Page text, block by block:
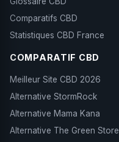
Comparatifs CBD
Statistiques CBD France
COMPARATIF CBD
Meilleur Site CBD 2026
Alternative StormRock
Alternative Mama Kana
Alternative The Green Store